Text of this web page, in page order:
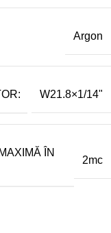
Argon
W21.8×1/14"
ÎN
2mc